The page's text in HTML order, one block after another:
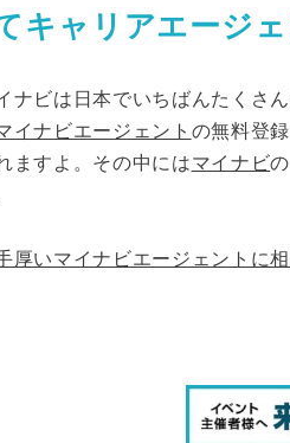
キャリアエージ
ナビは日本でいちばんたくさ
イナビエージェント の無料登
ますよ。その中にはマイナビ
厚いマイナビエージェントに